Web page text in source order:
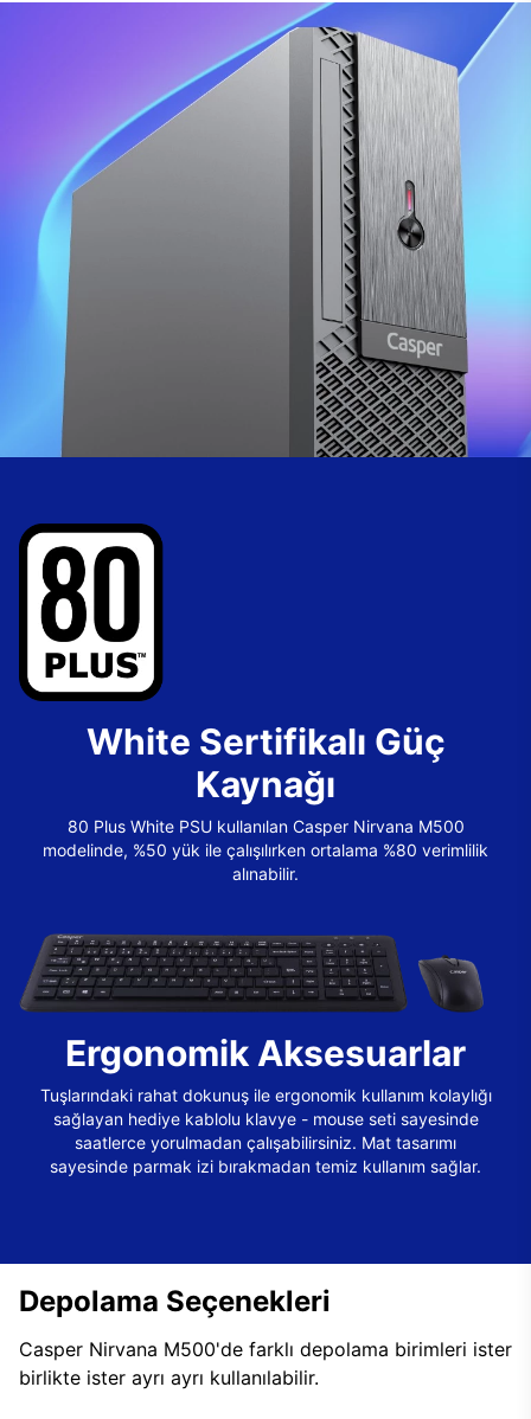
White Sertifikalı Güç
Kaynağı
80 Plus White PSU kullanılan Casper Nirvana M500
modelinde, %50 yük ile çalışılırken ortalama %80 verimlilik
alınabilir.
Ergonomik Aksesuarlar
Tuşlarındaki rahat dokunuş ile ergonomik kullanım kolaylığı
sağlayan hediye kablolu klavye - mouse seti sayesinde
saatlerce yorulmadan çalışabilirsiniz. Mat tasarımı
sayesinde parmak izi bırakmadan temiz kullanım sağlar.
Depolama Seçenekleri
Casper Nirvana M500'de farklı depolama birimleri ister
birlikte ister ayrı ayrı kullanılabilir.